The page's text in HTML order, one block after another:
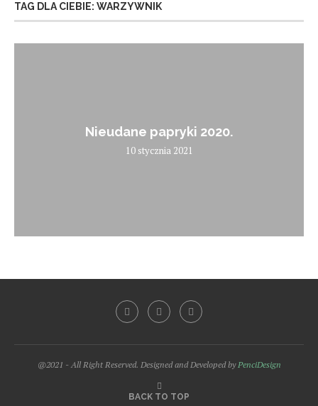
TAG DLA CIEBIE: WARZYWNIK
Nieudane papryki 2020.
10 stycznia 2021
@2021 - All Right Reserved. Designed and Developed byPenciDesign
BACK TO TOP